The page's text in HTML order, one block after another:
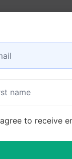
(en)
(en) to receive